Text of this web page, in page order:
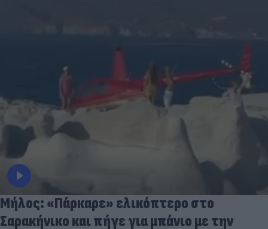
Μήλος: «Πάρκαρε» ελικόπτερο στο
Σαρακήνικο και πήγε για μπάνιο με την